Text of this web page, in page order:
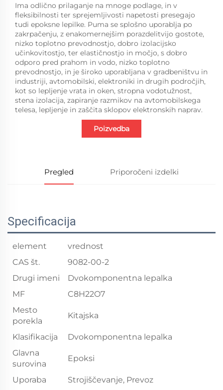
Ima odlično prilaganje na mnoge podlage, in v
fleksibilnosti ter sprejemljivosti napetosti presegajo
tudi epoksne lepilke. Puma se splošno uporablja po
zakrpačenju, z enakomernejšim porazdelitvijo gostote,
nizko toplotno prevodnostjo, dobro izolacijsko
učinkovitostjo, ter elastičnostjo in močjo, s dobro
odporo pred prahom in vodo, nizko toplotno
prevodnostjo, in je široko uporabljana v gradbeništvu in
industriji, avtomobilski, elektroniki in drugih področjih,
kot so lepljenje vrata in oken, stropna vodotužnost,
stena izolacija, zapiranje razmikov na avtomobilskega
telesa, lepljenje in zaščita sklopov elektronskih naprav.
Poizvedba
Pregled Priporočeni izdelki
Specificacija
element
vrednost
CAS št.
9082-00-2
Drugi imeni
Dvokomponentna lepalka
MF
C8H22O7
Mesto
porekla
Kitajska
Klasifikacija
Dvokomponentna lepalka
Glavna
surovina
Epoksi
Uporaba
Strojiščevanje, Prevoz